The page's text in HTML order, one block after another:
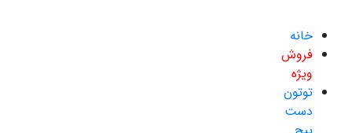
خانه
فروش
ویژه
توتون
دست